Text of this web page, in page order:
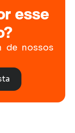
esse
de nossos